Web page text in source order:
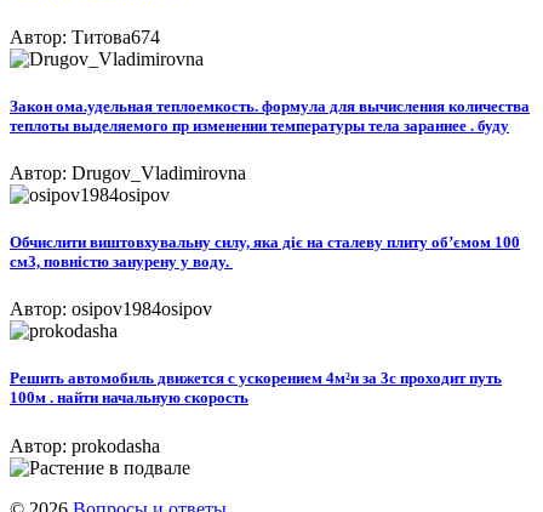
Автор: Титова674
Закон ома.удельная теплоемкость. формула для вычисления количества
теплоты выделяемого пр изменении температуры тела зараннее . буду
Автор: Drugov_Vladimirovna
Обчислити виштовхувальну силу, яка діє на сталеву плиту об’ємом 100
см3, повністю занурену у воду. ​
Автор: osipov1984osipov
Решить автомобиль движется с ускорением 4м²и за 3с проходит путь
100м . найти начальную скорость
Автор: prokodasha